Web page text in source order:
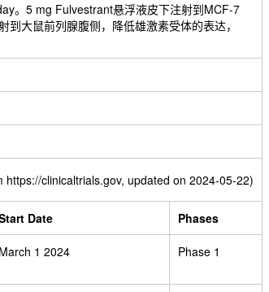
。5 mg Fulvestrant悬浮液皮下注射到MCF-7
大鼠前列腺腹侧，降低雄激素受体的表达，
https://clinicaltrials.gov, updated on 2024-05-22)
Date Phases
March 1 2024 Phase 1